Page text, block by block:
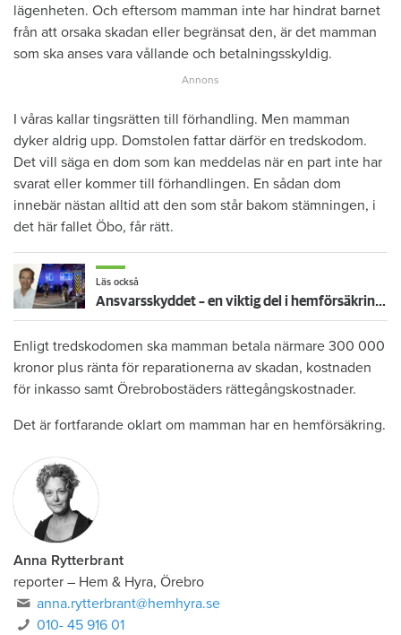
lägenheten. Och eftersom mamman inte har hindrat barnet
från att orsaka skadan eller begränsat den, är det mamman
som ska anses vara vållande och betalningsskyldig.
I våras kallar tingsrätten till förhandling. Men mamman
dyker aldrig upp. Domstolen fattar därför en tredskodom.
Det vill säga en dom som kan meddelas när en part inte har
svarat eller kommer till förhandlingen. En sådan dom
innebär nästan alltid att den som står bakom stämningen, i
det här fallet Öbo, får rätt.
Läs också
Ansvarsskyddet – en viktig del i hemförsäkringen
Enligt tredskodomen ska mamman betala närmare 300 000
kronor plus ränta för reparationerna av skadan, kostnaden
för inkasso samt Örebrobostäders rättegångskostnader.
Det är fortfarande oklart om mamman har en hemförsäkring.
Anna Rytterbrant
reporter – Hem & Hyra, Örebro
anna.rytterbrant@hemhyra.se
010- 45 916 01